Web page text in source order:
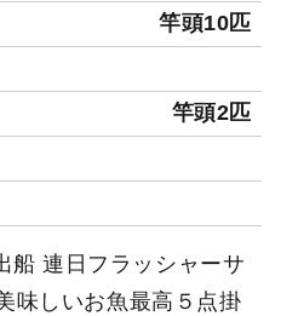
竿頭10匹
竿頭2匹
船 連日フラッシャーサ
味しいお魚最高５点掛